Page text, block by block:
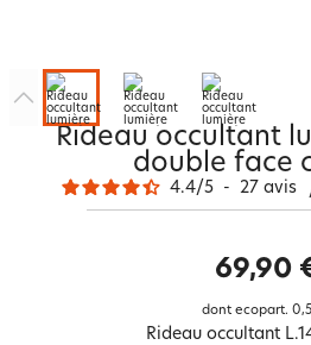
Rideau occultant
double face
4.4/5 - 27 avis
69,90
dont ecopart.
Rideau occultant